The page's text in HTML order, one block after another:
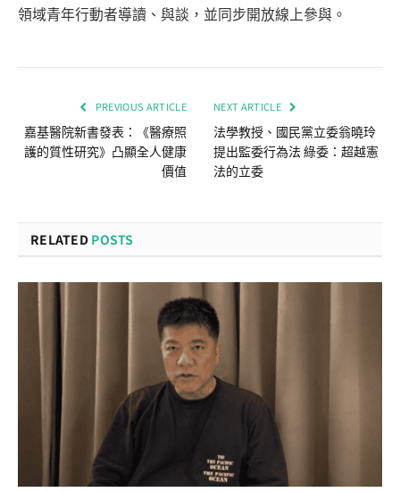
領域青年行動者導讀、與談，並同步開放線上參與。
PREVIOUS ARTICLE
嘉基醫院新書發表：《醫療照
護的質性研究》凸顯全人健康
價值
NEXT ARTICLE
法學教授、國民黨立委翁曉玲
提出監委行為法 綠委：超越憲
法的立委
RELATED POSTS